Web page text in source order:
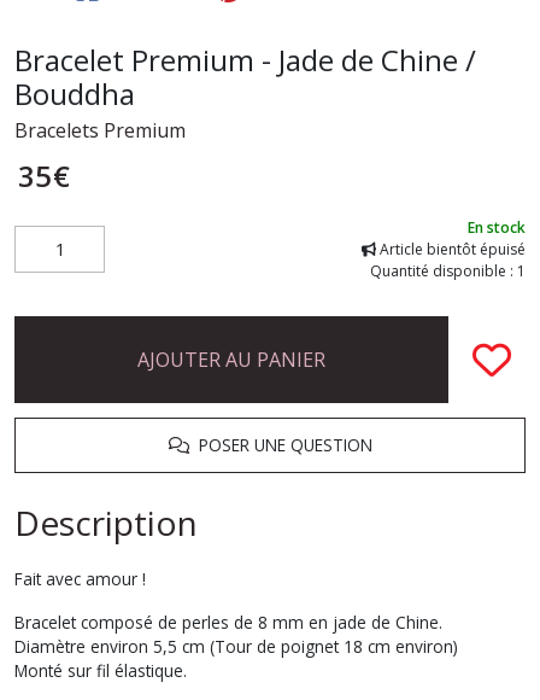
Bracelet Premium - Jade de Chine /
Bouddha
Bracelets Premium
35€
En stock
Article bientôt épuisé
Quantité disponible : 1
AJOUTER AU PANIER
POSER UNE QUESTION
Description
Fait avec amour !
Bracelet composé de perles de 8 mm en jade de Chine.
Diamètre environ 5,5 cm (Tour de poignet 18 cm environ)
Monté sur fil élastique.